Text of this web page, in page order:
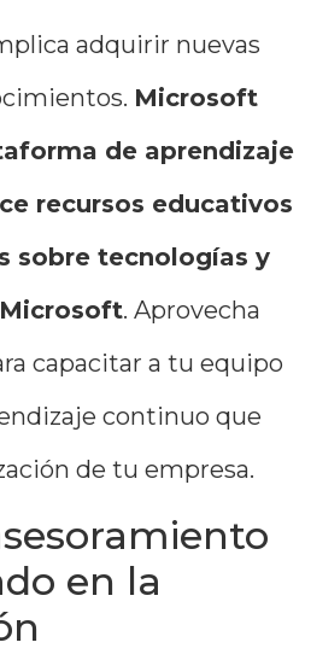
adquirir nuevas
Microsoft
de aprendizaje
recursos educativos
sobre tecnologías y
. Aprovecha
capacitar a tu equipo
continuo que
de tu empresa.
en la